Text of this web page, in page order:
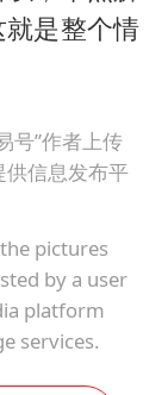
是整个情
号”作者上传
供信息发布平
pictures
by a user
platform
services.